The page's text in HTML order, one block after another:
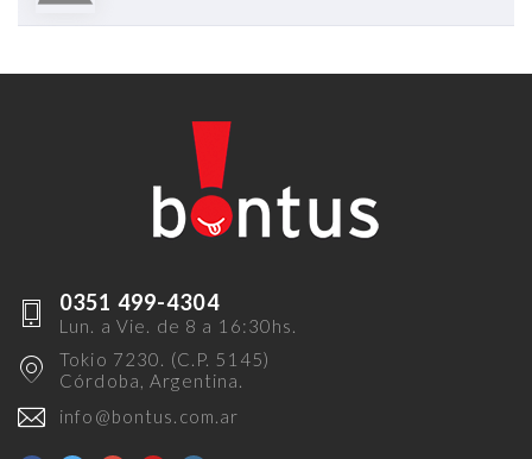
0351 499-4304
Lun. a Vie. de 8 a 16:30hs.
Tokio 7230. (C.P. 5145)
Córdoba, Argentina.
info@bontus.com.ar